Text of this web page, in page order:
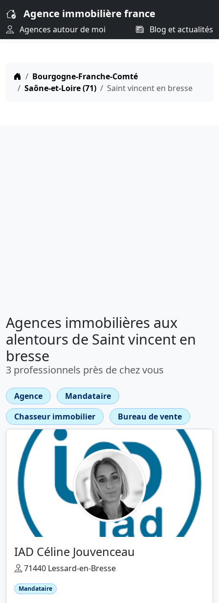
Agence immobilière france
Agences autour de moi Blog et actualités
Bourgogne-Franche-Comté
Saône-et-Loire (71)
Saint vincent en bresse
Agences immobilières aux
alentours de Saint vincent en
bresse
3 professionnels près de chez vous
Agence
Mandataire
Chasseur immobilier
Bureau de vente
IAD Céline Jouvenceau
71440 Lessard-en-Bresse
Mandataire